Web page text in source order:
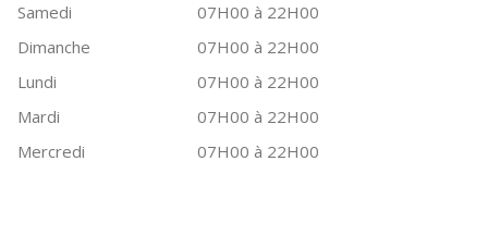
Samedi
07H00 à 22H00
Dimanche
07H00 à 22H00
Lundi
07H00 à 22H00
Mardi
07H00 à 22H00
Mercredi
07H00 à 22H00